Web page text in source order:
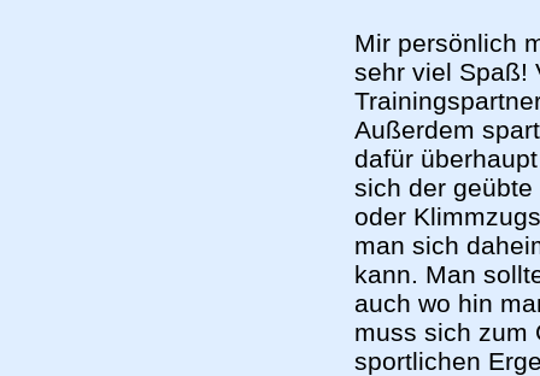
Mir persönlich
sehr viel Spaß!
Außerdem
dafür
sich der
oder
man sich
kann. Man
auch wo hin
muss sich zum
sportlichen